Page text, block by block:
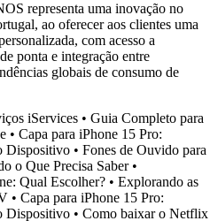
representa uma inovação no
ao oferecer aos clientes uma
com acesso a
ponta e integração entre
globais de consumo de
iServices • Guia Completo para
• Capa para iPhone 15 Pro:
Dispositivo • Fones de Ouvido para
o Que Precisa Saber•
Qual Escolher? • Explorando as
• Capa para iPhone 15 Pro:
Dispositivo • Como baixar o Netflix